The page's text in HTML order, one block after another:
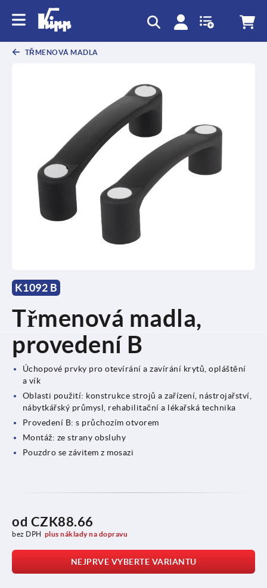
TŘMENOVÁ MADLA
K1092 B
Třmenová madla,
provedení B
Úchopové prvky pro otevírání a zavírání krytů, opláštění
a vík
Oblasti použití: konstrukce strojů a zařízení, nástrojařství,
nábytkářský průmysl, rehabilitační a lékařská technika
Provedení B: s průchozím otvorem
Montáž: ze strany obsluhy
Pouzdro se závitem z mosazi
od CZK88.66
bez DPH plus náklady na dopravu
NEJPRVE VYBERTE VARIANTU